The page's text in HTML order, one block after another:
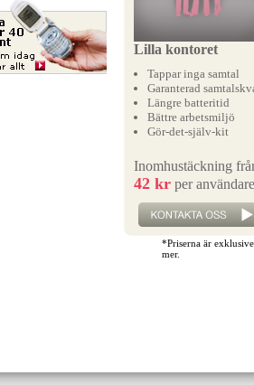
Lilla kontoret
Tappar inga samtal
Garanterad
Längre batteritid
Bättre arbetsmiljö
Gör-det-själv-kit
Inomhustäckning
42 krper
*Priserna är
mer.